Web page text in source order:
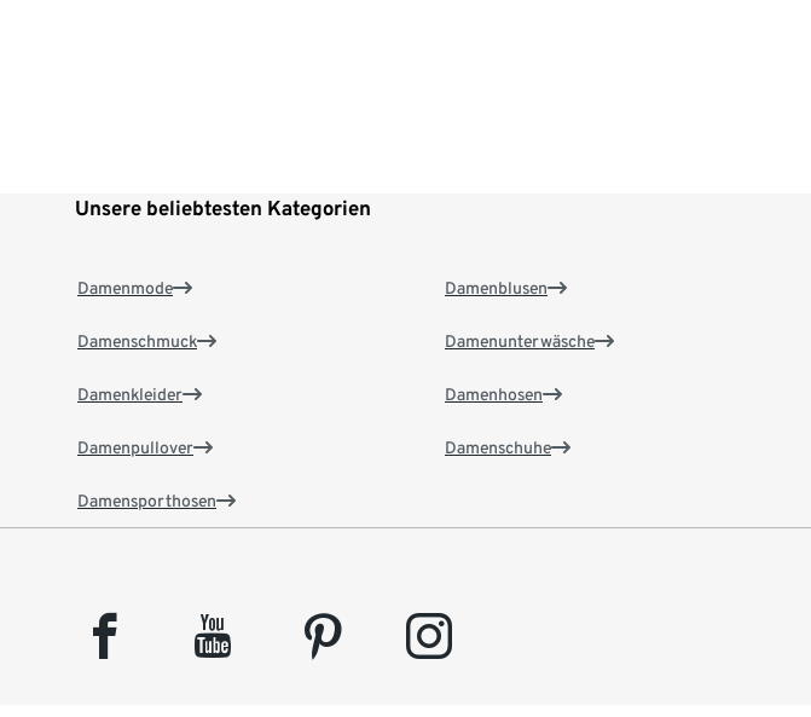
Unsere beliebtesten Kategorien
Damenmode
Damenschmuck
Damenkleider
Damenpullover
Damensporthosen
Damenblusen
Damenunterwäsche
Damenhosen
Damenschuhe
facebook youtube pinterest instagram